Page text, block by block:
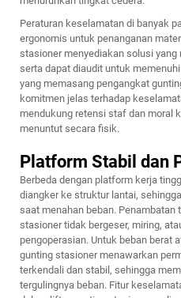
Peraturan keselamatan di banyak
ergonomis untuk penanganan
stasioner menyediakan solusi
serta dapat diaudit untuk
yang memasang pengangkat
komitmen jelas terhadap
mendukung retensi staf dan moral
menuntut secara fisik.
Platform Stabil dan
Berbeda dengan platform kerja
diangker ke struktur lantai,
saat menahan beban. Penambatan
stasioner tidak bergeser, miring,
pengoperasian. Untuk beban berat
gunting stasioner menawarkan
terkendali dan stabil, sehingga
tergulingnya beban. Fitur